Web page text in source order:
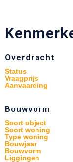
Overdracht
Status
Vraagprijs
Aanvaarding
Bouwvorm
Soort object
Soort woning
Type woning
Bouwjaar
Bouwvorm
Liggingen